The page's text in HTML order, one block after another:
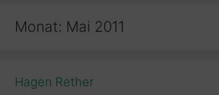
Monat: Mai 2011
Hagen Rether